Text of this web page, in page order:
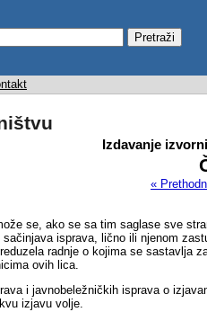
Izdavanje
«
se, ako se sa tim saglase sve
isprava, lično ili njenom
radnje o kojima se
ovih lica.
i javnobeležničkih isprava o
izjavu volje.